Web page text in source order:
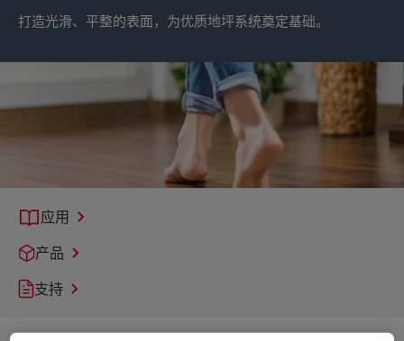
打造光滑、平整的表面，为优质地坪系统奠定基础。
应用
产品
支持